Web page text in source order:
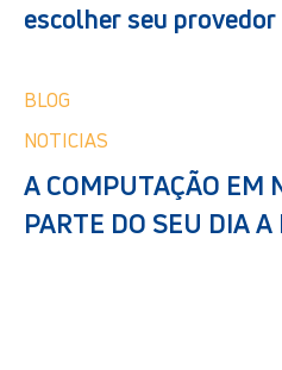
escolher seu
BLOG
NOTICIAS
A COMPUTAÇÃO EM
PARTE DO SEU DIA A